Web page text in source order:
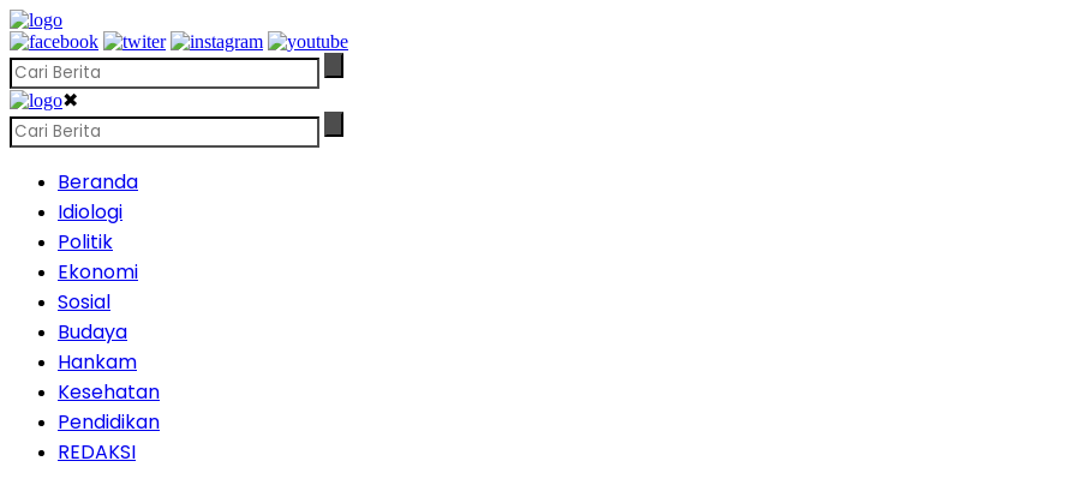
✖
Beranda
Idiologi
Politik
Ekonomi
Sosial
Budaya
Hankam
Kesehatan
Pendidikan
REDAKSI